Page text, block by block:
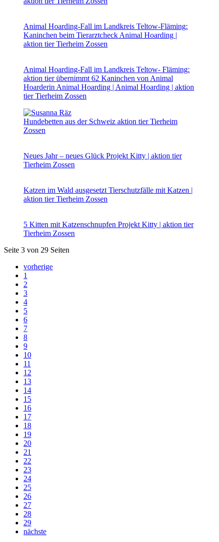
Animal Hoarding-Fall im Landkreis Teltow-Fläming:
Kaninchen beim Tierarztcheck Animal Hoarding |
aktion tier Tierheim Zossen
Animal Hoarding-Fall im Landkreis Teltow- Fläming:
aktion tier übernimmt 62 Kaninchen von Animal
Hoarderin Animal Hoarding | Animal Hoarding | aktion
tier Tierheim Zossen
Hundebetten aus der Schweiz aktion tier Tierheim
Zossen
Neues Jahr – neues Glück Projekt Kitty | aktion tier
Tierheim Zossen
Katzen im Wald ausgesetzt Tierschutzfälle mit Katzen |
aktion tier Tierheim Zossen
5 Kitten mit Katzenschnupfen Projekt Kitty | aktion tier
Tierheim Zossen
Seite 3 von 29 Seiten
vorherige
1
2
3
4
5
6
7
8
9
10
11
12
13
14
15
16
17
18
19
20
21
22
23
24
25
26
27
28
29
nächste